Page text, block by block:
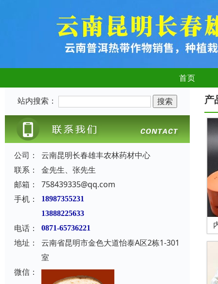
首页
站内搜索：
公司：
云南昆明长春雄丰农林药材中心
联系：
金先生、张先生
邮箱：
758439335@qq.com
手机：
18987355231
13888225633
电话： 0871-65736221
地址：
云南省昆明市金色大道怡泰A区2栋1-301
室
微信：
产